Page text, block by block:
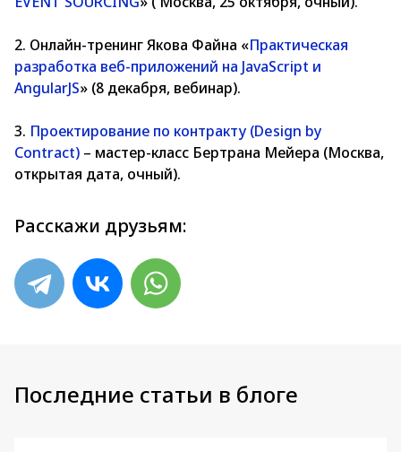
2. Онлайн-тренинг Якова Файна «Практическая
разработка веб-приложений на JavaScript и
AngularJS» (8 декабря, вебинар).
3. Проектирование по контракту (Design by
Contract) – мастер-класс Бертрана Мейера (Москва,
открытая дата, очный).
Расскажи друзьям:
Последние статьи в блоге